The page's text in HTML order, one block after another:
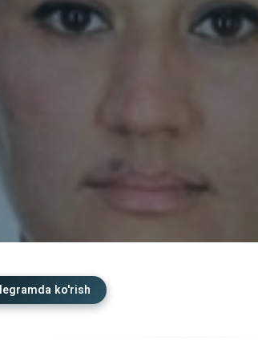
ko'rish